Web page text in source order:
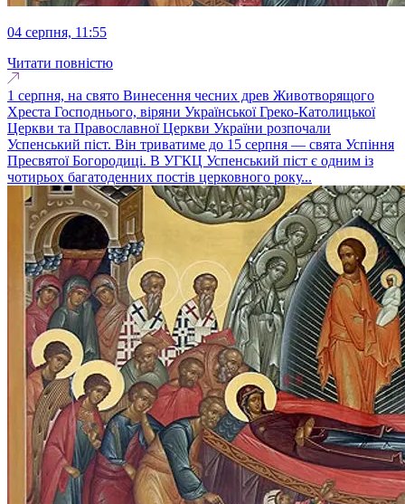
04 серпня, 11:55
Читати повністю
1 серпня, на свято Винесення чесних древ Животворящого
Хреста Господнього, віряни Української Греко-Католицької
Церкви та Православної Церкви України розпочали
Успенський піст. Він триватиме до 15 серпня — свята Успіння
Пресвятої Богородиці. В УГКЦ Успенський піст є одним із
чотирьох багатоденних постів церковного року...